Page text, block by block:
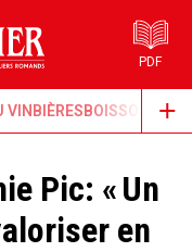
PDF
VINBIÈRESBOISSONS &
Pic: « Un
en